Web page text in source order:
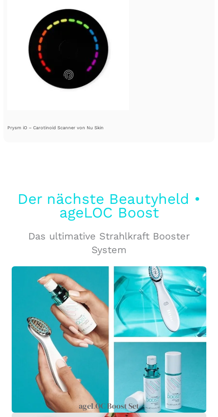
Prysm iO – Carotinoid Scanner von Nu Skin
Der nächste Beautyheld •
ageLOC Boost
Das ultimative Strahlkraft Booster
System
ageLOC Boost Set